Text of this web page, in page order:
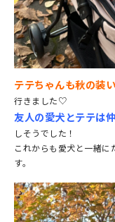
テテちゃんも秋の装い
行きました♡
友人の愛犬とテテは
しそうでした！
これからも愛犬と一緒
す。